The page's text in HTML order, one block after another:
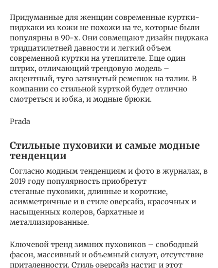
Придуманные для женщин современные куртки-
пиджаки из кожи не похожи на те, которые были
популярны в 90-х. Они совмещают дизайн пиджака
тридцатилетней давности и легкий объем
современной куртки на утеплителе. Еще один
штрих, отличающий трендовую модель –
акцентный, туго затянутый ремешок на талии. В
компании со стильной курткой будет отлично
смотреться и юбка, и модные брюки.
Prada
Стильные пуховики и самые модные
тенденции
Согласно модным тенденциям и фото в журналах, в
2019 году популярность приобретут
стеганые пуховики, длинные и короткие,
асимметричные и в стиле оверсайз, красочных и
насыщенных колеров, бархатные и
металлизированные.
Ключевой тренд зимних пуховиков – свободный
фасон, массивный и объемный силуэт, отсутствие
приталенности. Стиль оверсайз настиг и этот